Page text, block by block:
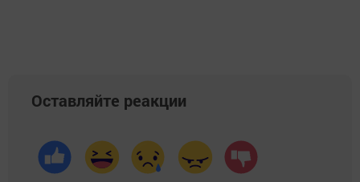
Оставляйте реакции